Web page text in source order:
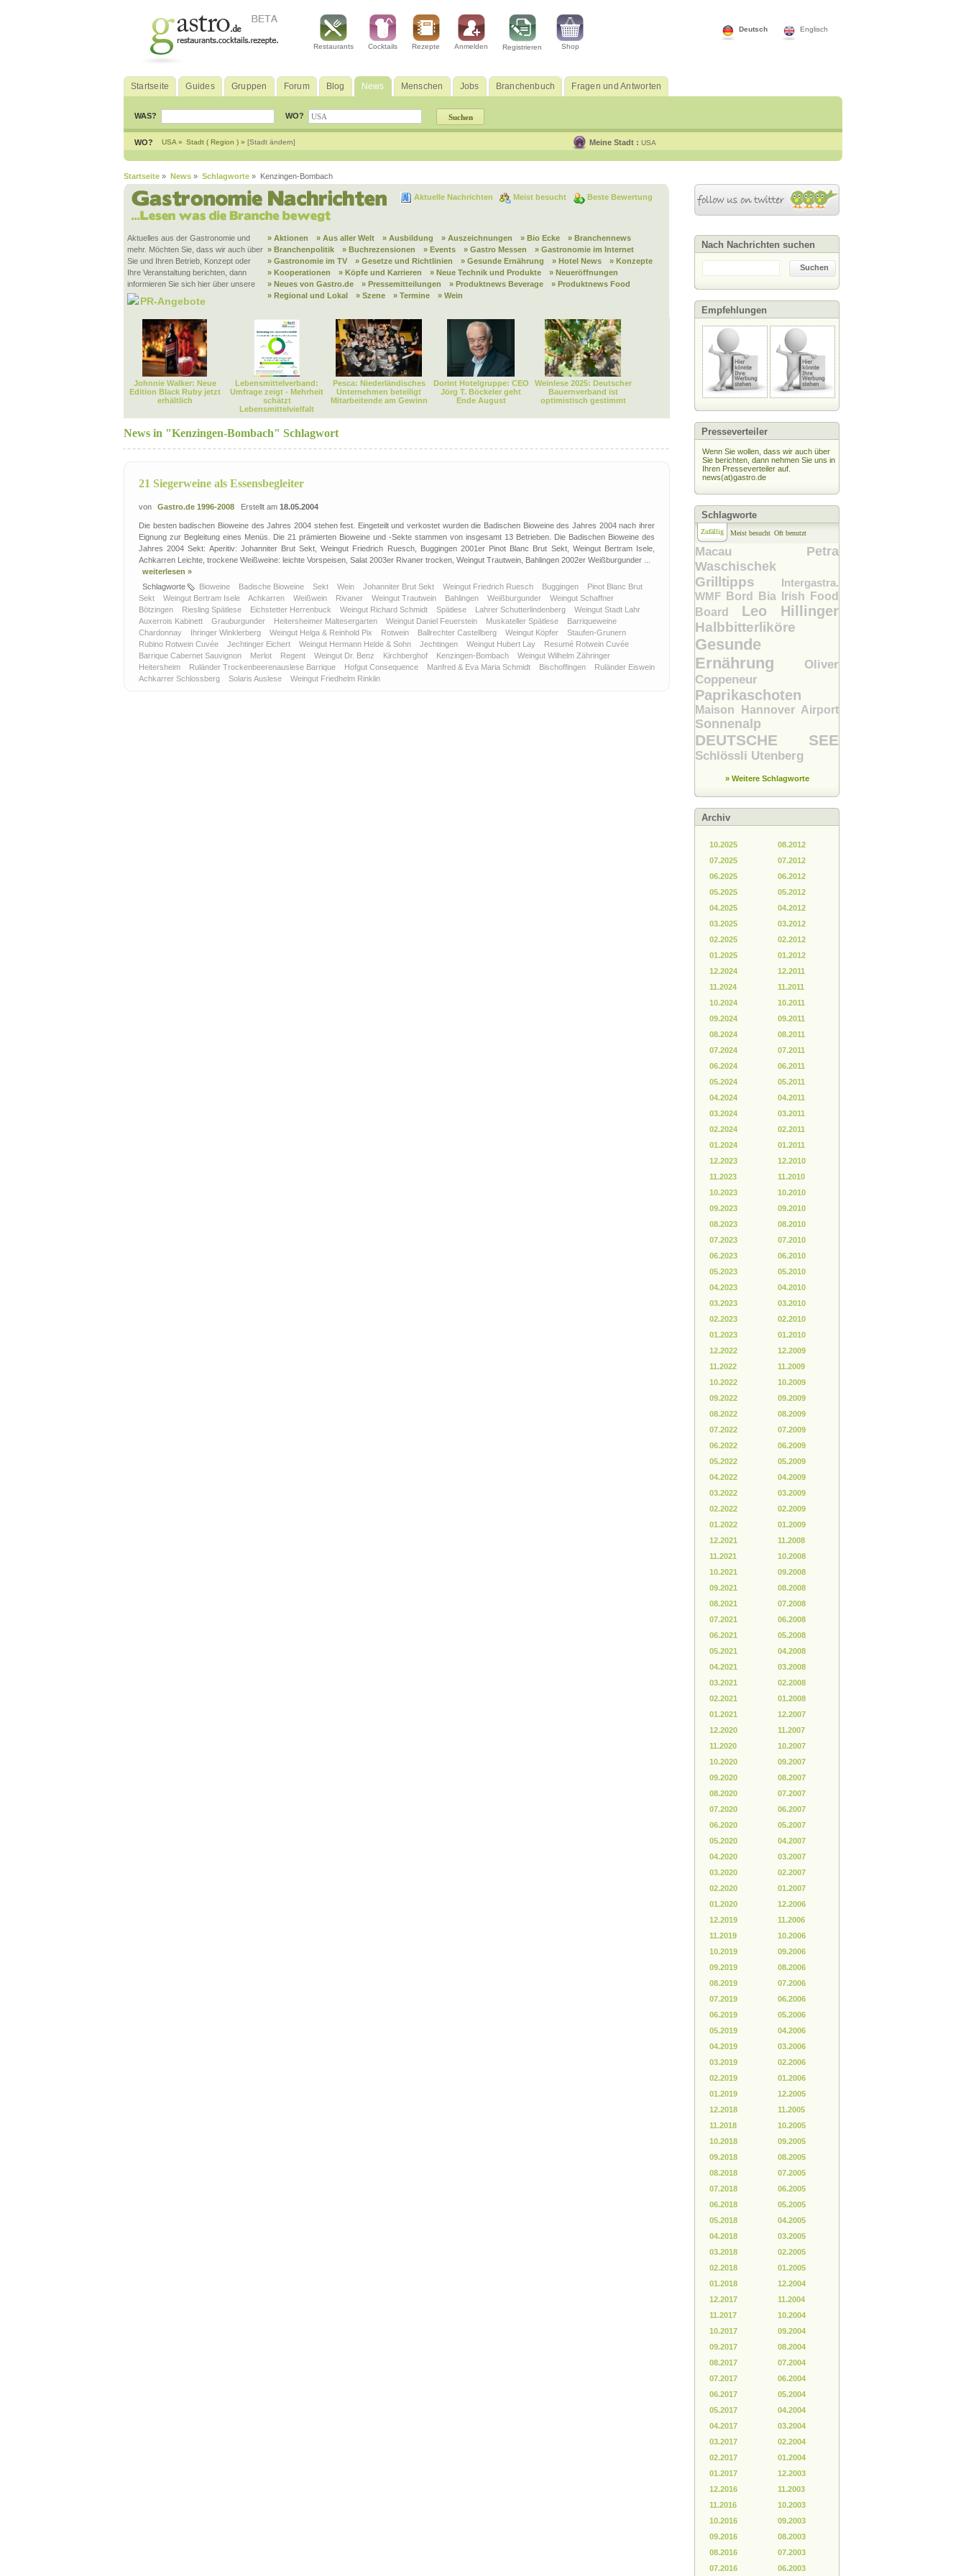
Englisch
Deutsch
Restaurants Cocktails Rezepte Anmelden Registrieren Shop
Startseite Guides Gruppen Forum Blog News Menschen Jobs Branchenbuch Fragen und Antworten
WAS? WO?
WO? USA » Stadt ( Region ) » [Stadt ändern] Meine Stadt : USA
Startseite » News » Schlagworte » Kenzingen-Bombach
Aktuelle Nachrichten Meist besucht Beste Bewertung
Aktuelles aus der Gastronomie und
mehr. Möchten Sie, dass wir auch über
Sie und Ihren Betrieb, Konzept oder
Ihre Veranstaltung berichten, dann
informieren Sie sich hier über unsere
PR-Angebote
» Aktionen » Aus aller Welt » Ausbildung » Auszeichnungen » Bio Ecke
» Branchennews
» Branchenpolitik
» Buchrezensionen » Events » Gastro Messen
» Gastronomie im Internet
» Gastronomie im TV
» Gesetze und Richtlinien » Gesunde Ernährung » Hotel News
» Konzepte
» Kooperationen
» Köpfe und Karrieren » Neue Technik und Produkte
» Neueröffnungen
» Neues von Gastro.de
» Pressemitteilungen » Produktnews Beverage
» Produktnews Food
» Regional und Lokal
» Szene » Termine » Wein
Johnnie Walker: Neue
Edition Black Ruby jetzt
erhältlich
Lebensmittelverband:
Umfrage zeigt - Mehrheit
schätzt
Lebensmittelvielfalt
Pesca: Niederländisches
Unternehmen beteiligt
Mitarbeitende am Gewinn
Dorint Hotelgruppe: CEO
Jörg T. Böckeler geht
Ende August
Weinlese 2025: Deutscher
Bauernverband ist
optimistisch gestimmt
News in "Kenzingen-Bombach" Schlagwort
21 Siegerweine als Essensbegleiter
von Gastro.de 1996-2008 Erstellt am 18.05.2004
Die besten badischen Bioweine des Jahres 2004 stehen fest. Eingeteilt und verkostet wurden die Badischen Bioweine des Jahres 2004 nach ihrer
Eignung zur Begleitung eines Menüs. Die 21 prämierten Bioweine und -Sekte stammen von insgesamt 13 Betrieben. Die Badischen Bioweine des
Jahres 2004 Sekt: Aperitiv: Johanniter Brut Sekt, Weingut Friedrich Ruesch, Buggingen 2001er Pinot Blanc Brut Sekt, Weingut Bertram Isele,
Achkarren Leichte, trockene Weißweine: leichte Vorspeisen, Salat 2003er Rivaner trocken, Weingut Trautwein, Bahlingen 2002er Weißburgunder ...
weiterlesen »
Schlagworte
Bioweine Badische Bioweine Sekt Wein Johanniter Brut Sekt Weingut Friedrich Ruesch Buggingen
Pinot Blanc Brut
Sekt
Weingut Bertram Isele Achkarren Weißwein Rivaner Weingut Trautwein Bahlingen Weißburgunder
Weingut Schaffner
Bötzingen
Riesling Spätlese Eichstetter Herrenbuck Weingut Richard Schmidt Spätlese Lahrer Schutterlindenberg
Weingut Stadt Lahr
Auxerrois Kabinett
Grauburgunder Heitersheimer Maltesergarten Weingut Daniel Feuerstein Muskateller Spätlese
Barriqueweine
Chardonnay
Ihringer Winklerberg Weingut Helga & Reinhold Pix Rotwein Ballrechter Castellberg Weingut Köpfer
Staufen-Grunern
Rubino Rotwein Cuvée
Jechtinger Eichert Weingut Hermann Helde & Sohn Jechtingen Weingut Hubert Lay
Resumé Rotwein Cuvée
Barrique Cabernet Sauvignon
Merlot Regent Weingut Dr. Benz Kirchberghof Kenzingen-Bombach
Weingut Wilhelm Zähringer
Heitersheim
Ruländer Trockenbeerenauslese Barrique Hofgut Consequence Manfred & Eva Maria Schmidt Bischoffingen
Ruländer Eiswein
Achkarrer Schlossberg
Solaris Auslese Weingut Friedhelm Rinklin
Nach Nachrichten suchen
Suchen
Empfehlungen
Presseverteiler
Wenn Sie wollen, dass wir auch über
Sie berichten, dann nehmen Sie uns in
Ihren Presseverteiler auf.
news(at)gastro.de
Schlagworte
Zufällig Meist besucht Oft benutzt
Macau Petra
Waschischek
Grilltipps
Intergastra.
WMF Bord Bia Irish Food
Board Leo Hillinger
Halbbitterliköre
Gesunde
Ernährung
Oliver
Coppeneur
Paprikaschoten
Maison Hannover Airport
Sonnenalp
DEUTSCHE SEE
Schlössli Utenberg
» Weitere Schlagworte
Archiv
10.2025
07.2025
06.2025
05.2025
04.2025
03.2025
02.2025
01.2025
12.2024
11.2024
10.2024
09.2024
08.2024
07.2024
06.2024
05.2024
04.2024
03.2024
02.2024
01.2024
12.2023
11.2023
10.2023
09.2023
08.2023
07.2023
06.2023
05.2023
04.2023
03.2023
02.2023
01.2023
12.2022
11.2022
10.2022
09.2022
08.2022
07.2022
06.2022
05.2022
04.2022
03.2022
02.2022
01.2022
12.2021
11.2021
10.2021
09.2021
08.2021
07.2021
06.2021
05.2021
04.2021
03.2021
02.2021
01.2021
12.2020
11.2020
10.2020
09.2020
08.2020
07.2020
06.2020
05.2020
04.2020
03.2020
02.2020
01.2020
12.2019
11.2019
10.2019
09.2019
08.2019
07.2019
06.2019
05.2019
04.2019
03.2019
02.2019
01.2019
12.2018
11.2018
10.2018
09.2018
08.2018
07.2018
06.2018
05.2018
04.2018
03.2018
02.2018
01.2018
12.2017
11.2017
10.2017
09.2017
08.2017
07.2017
06.2017
05.2017
04.2017
03.2017
02.2017
01.2017
12.2016
11.2016
10.2016
09.2016
08.2016
07.2016
08.2012
07.2012
06.2012
05.2012
04.2012
03.2012
02.2012
01.2012
12.2011
11.2011
10.2011
09.2011
08.2011
07.2011
06.2011
05.2011
04.2011
03.2011
02.2011
01.2011
12.2010
11.2010
10.2010
09.2010
08.2010
07.2010
06.2010
05.2010
04.2010
03.2010
02.2010
01.2010
12.2009
11.2009
10.2009
09.2009
08.2009
07.2009
06.2009
05.2009
04.2009
03.2009
02.2009
01.2009
11.2008
10.2008
09.2008
08.2008
07.2008
06.2008
05.2008
04.2008
03.2008
02.2008
01.2008
12.2007
11.2007
10.2007
09.2007
08.2007
07.2007
06.2007
05.2007
04.2007
03.2007
02.2007
01.2007
12.2006
11.2006
10.2006
09.2006
08.2006
07.2006
06.2006
05.2006
04.2006
03.2006
02.2006
01.2006
12.2005
11.2005
10.2005
09.2005
08.2005
07.2005
06.2005
05.2005
04.2005
03.2005
02.2005
01.2005
12.2004
11.2004
10.2004
09.2004
08.2004
07.2004
06.2004
05.2004
04.2004
03.2004
02.2004
01.2004
12.2003
11.2003
10.2003
09.2003
08.2003
07.2003
06.2003